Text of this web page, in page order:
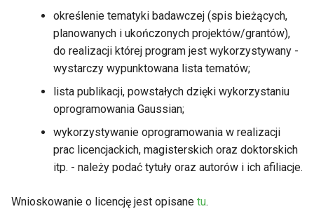
Status zadania
Status konta/qos/quota
Dobre praktyki HPC
określenie tematyki badawczej (spis bieżących,
planowanych i ukończonych projektów/grantów),
do realizacji której program jest wykorzystywany -
wystarczy wypunktowana lista tematów;
lista publikacji, powstałych dzięki wykorzystaniu
oprogramowania Gaussian;
wykorzystywanie oprogramowania w realizacji
prac licencjackich, magisterskich oraz doktorskich
itp. - należy podać tytuły oraz autorów i ich afiliacje.
Wnioskowanie o licencję jest opisane tu.